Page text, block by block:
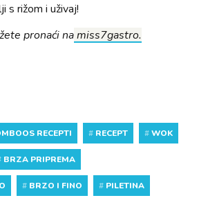
s rižom i uživaj!
pronaći namiss7gastro.
RECEPTI # RECEPT #WOK
BRZA PRIPREMA
# BRZO I FINO # PILETINA